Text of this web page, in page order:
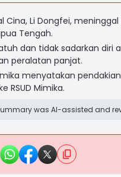
Cina, Li Dongfei,
Tengah.
dan tidak sadarkan diri
peralatan panjat.
menyatakan
RSUD Mimika.
was AI-assisted and